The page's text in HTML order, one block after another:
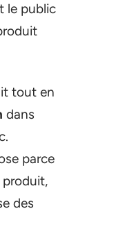
le public
tout en
dans
parce
produit,
des